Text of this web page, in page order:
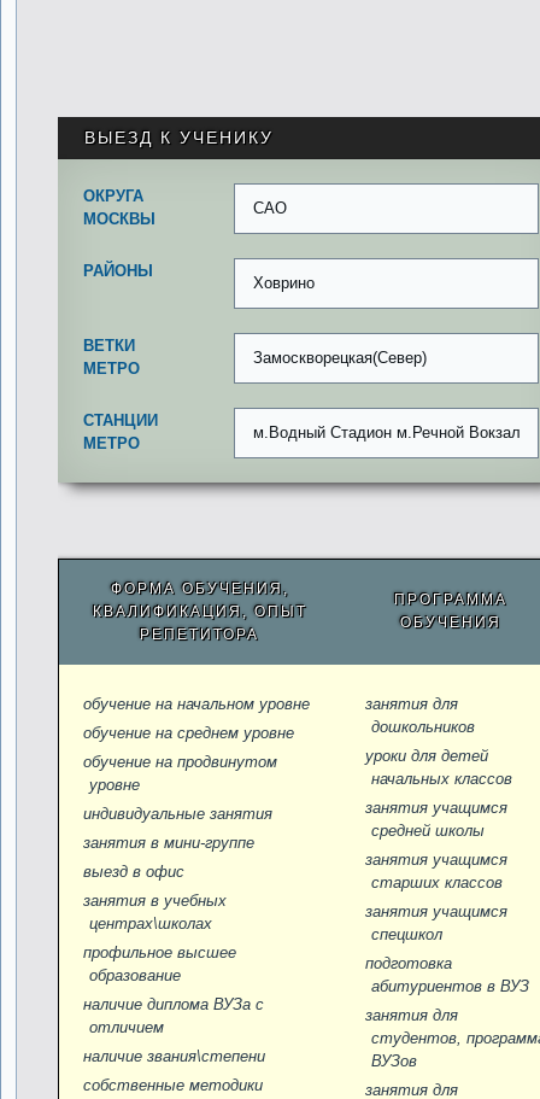
ВЫЕЗД К УЧЕНИКУ
ОКРУГА
МОСКВЫ
САО
РАЙОНЫ
Ховрино
ВЕТКИ
МЕТРО
Замоскворецкая(Север)
СТАНЦИИ
МЕТРО
м.Водный Стадион м.Речной Вокзал
ФОРМА ОБУЧЕНИЯ,
КВАЛИФИКАЦИЯ, ОПЫТ
РЕПЕТИТОРА
ПРОГРАММА
ОБУЧЕНИЯ
обучение на начальном уровне
обучение на среднем уровне
обучение на продвинутом
уровне
индивидуальные занятия
занятия в мини-группе
выезд в офис
занятия в учебных
центрах\школах
профильное высшее
образование
наличие диплома ВУЗа с
отличием
наличие звания\степени
собственные методики
занятия для
дошкольников
уроки для детей
начальных классов
занятия учащимся
средней школы
занятия учащимся
старших классов
занятия учащимся
спецшкол
подготовка
абитуриентов в ВУЗ
занятия для
студентов,
ВУЗов
занятия для